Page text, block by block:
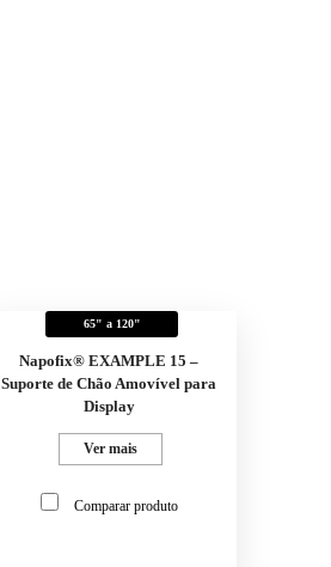
65" a 120"
Napofix® EXAMPLE 15 –
Suporte de Chão Amovível para
Display
Ver mais
Comparar produto